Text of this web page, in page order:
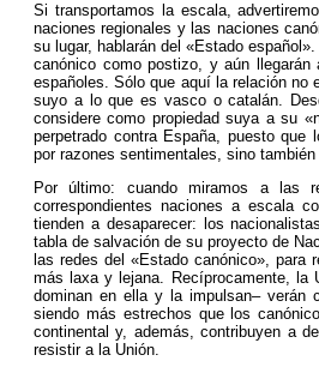
Si transportamos la escala,
naciones regionales y las naciones
su lugar, hablarán del «Estado
canónico como postizo, y aún
españoles. Sólo que aquí la relación no
suyo a lo que es vasco o catalán.
considere como propiedad suya a su
perpetrado contra España, puesto
por razones sentimentales, sino
Por último: cuando miramos a las
correspondientes naciones a escala
tienden a desaparecer: los
tabla de salvación de su proyecto de
las redes del «Estado canónico», para
más laxa y lejana. Recíprocamente, la
dominan en ella y la impulsan– verán
siendo más estrechos que los
continental y, además, contribuyen a
resistir a la Unión.